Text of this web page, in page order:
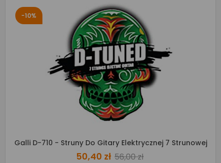
-10%
Galli D-710 - Struny Do Gitary Elektrycznej 7 Strunowej
50,40 zł 56,00 zł